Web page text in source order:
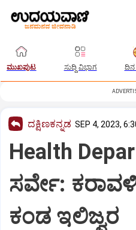
ಮುಖಪುಟ ಸುದ್ದಿ ವಿಭಾಗ ದಿನ
ದಕ್ಷಿಣಕನ್ನಡ SEP 4, 2023,
Health
ಸರ್ವೇ:
ಕಂಡ ಇಲಿಜ್ವರ